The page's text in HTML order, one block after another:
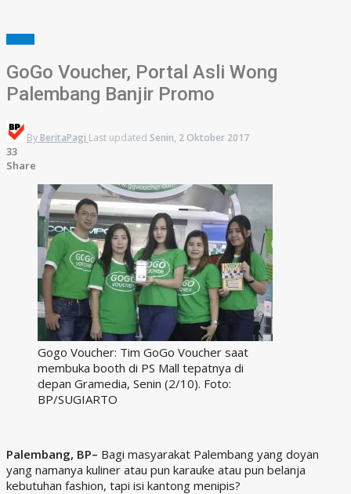
GoGo Voucher, Portal Asli Wong
Palembang Banjir Promo
By BeritaPagi Last updated Senin, 2 Oktober 2017
33
Share
Gogo Voucher: Tim GoGo Voucher saat
membuka booth di PS Mall tepatnya di
depan Gramedia, Senin (2/10). Foto:
BP/SUGIARTO
Palembang, BP– Bagi masyarakat Palembang yang doyan
yang namanya kuliner atau pun karauke atau pun belanja
kebutuhan fashion, tapi isi kantong menipis?